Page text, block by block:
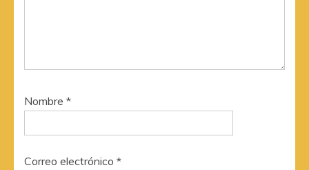
Nombre *
Correo electrónico *